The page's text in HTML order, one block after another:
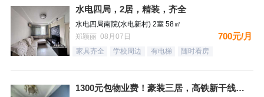
水电四局，2居，精装，齐全
水电四局南院(水电新村) 2室 58㎡
郑颖丽 08月07日
700元/月
家具齐全 学校周边 有电梯 随时看房
1300元包物业费！豪装三居，高铁新干线，南向，采光好，家具